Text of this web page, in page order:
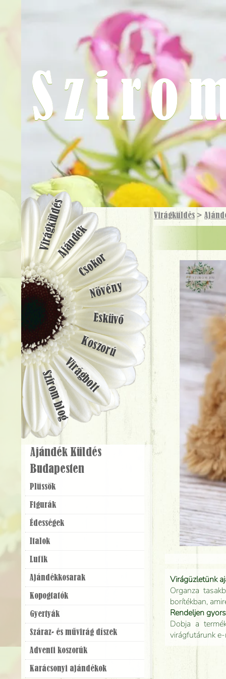
Virágküldés >
Virágüzletünk
Organza
borítékban,
Rendeljen
Dobja a
virágfutárunk
VirágküldésAjándék
Csokor
Növény
Esküvő
Koszorú
Virágbolt
Szirom blog
Ajándék Küldés
Budapesten
Plüssök
Figurák
Édességek
Italok
Lufik
Ajándék­kosarak
Kopogtatók
Gyertyák
Száraz- és művirág díszek
Adventi koszorúk
Karácsonyi ajándékok